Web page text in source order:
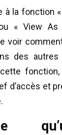
à la fonction
« View As
voir
des autres
d’accès et
ce